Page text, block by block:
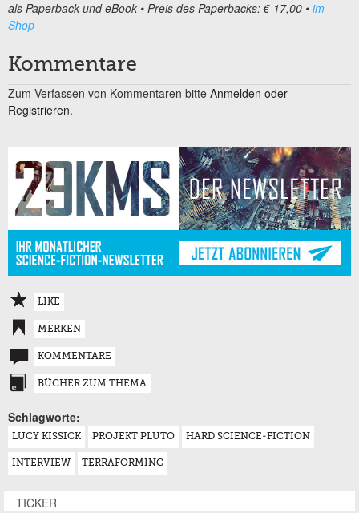
als Paperback und eBook • Preis des Paperbacks: € 17,00 • im
Shop
Kommentare
Zum Verfassen von Kommentaren bitte Anmelden oder
Registrieren.
LIKE
MERKEN
KOMMENTARE
BÜCHER ZUM THEMA
Schlagworte:
LUCY KISSICK PROJEKT PLUTO HARD SCIENCE-FICTION
INTERVIEW TERRAFORMING
TICKER